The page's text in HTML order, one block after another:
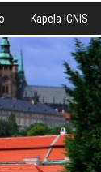
Kapela IGNIS